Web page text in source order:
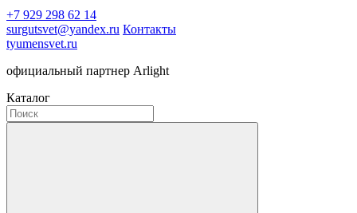
+7 929 298 62 14
surgutsvet@yandex.ru Контакты
tyumensvet.ru
официальный партнер Arlight
Каталог